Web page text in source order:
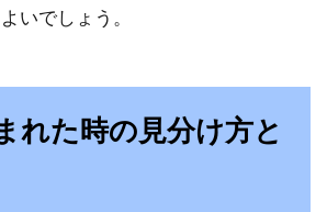
いでしょう。
れた時の見分け方と